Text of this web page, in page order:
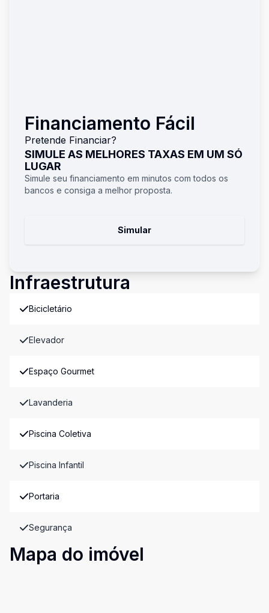
Financiamento Fácil
Pretende Financiar?
SIMULE AS MELHORES TAXAS EM UM SÓ
LUGAR
Simule seu financiamento em minutos com todos os
bancos e consiga a melhor proposta.
Simular
Infraestrutura
Bicicletário
Elevador
Espaço Gourmet
Lavanderia
Piscina Coletiva
Piscina Infantil
Portaria
Segurança
Mapa do imóvel